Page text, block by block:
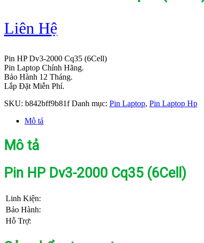
Liên Hệ
Pin HP Dv3-2000 Cq35 (6Cell)
Pin Laptop Chính Hãng.
Bảo Hành 12 Tháng.
Lắp Đặt Miễn Phí.
SKU: b842bff9b81f Danh mục: Pin Laptop, Pin Laptop Hp
Mô tả
Mô tả
Pin HP Dv3-2000 Cq35 (6Cell)
Linh Kiện:
Bảo Hành:
Hỗ Trợ: